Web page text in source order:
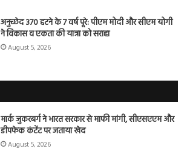
अनुच्छेद 370 हटने के 7 वर्ष पूरे: पीएम मोदी और सीएम योगी
ने विकास व एकता की यात्रा को सराहा
August 5, 2026
मार्क जुकरबर्ग ने भारत सरकार से माफी मांगी, सीएसएएम और
डीपफेक कंटेंट पर जताया खेद
August 5, 2026